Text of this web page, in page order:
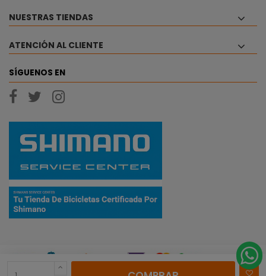
NUESTRAS TIENDAS
ATENCIÓN AL CLIENTE
SÍGUENOS EN